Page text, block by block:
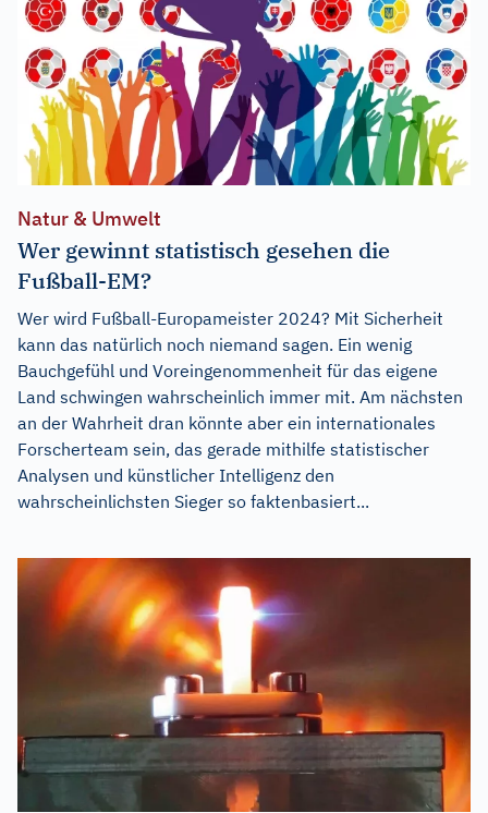
Natur & Umwelt
Wer gewinnt statistisch gesehen die
Fußball-EM?
Wer wird Fußball-Europameister 2024? Mit Sicherheit
kann das natürlich noch niemand sagen. Ein wenig
Bauchgefühl und Voreingenommenheit für das eigene
Land schwingen wahrscheinlich immer mit. Am nächsten
an der Wahrheit dran könnte aber ein internationales
Forscherteam sein, das gerade mithilfe statistischer
Analysen und künstlicher Intelligenz den
wahrscheinlichsten Sieger so faktenbasiert...